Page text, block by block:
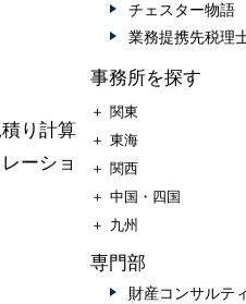
り計算
ーショ
チェスター物語
業務提携先税理
事務所を探す
＋ 関東
＋ 東海
＋ 関西
＋ 中国・四国
＋ 九州
専門部
財産コンサルテ